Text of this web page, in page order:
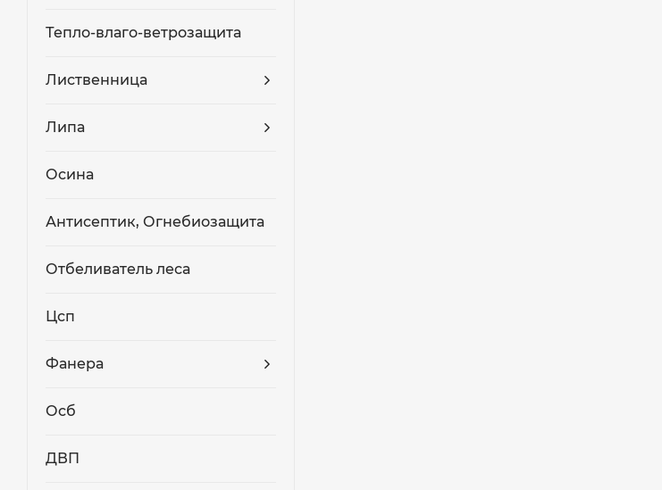
Тепло-влаго-ветрозащита
Лиственница
Липа
Осина
Антисептик, Огнебиозащита
Отбеливатель леса
Цсп
Фанера
Осб
ДВП